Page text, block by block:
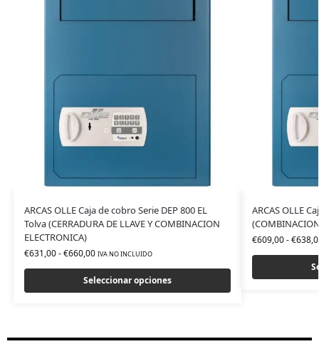
ARCAS OLLE Caja de cobro Serie DEP 800 EL
Tolva (CERRADURA DE LLAVE Y COMBINACION
ELECTRONICA)
€631,00-€660,00 IVA NO INCLUIDO
Seleccionar opciones
ARCAS OLLE
€609,00-€